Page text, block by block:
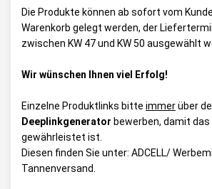
Die Produkte können ab sofort vom
Warenkorb gelegt werden, der
zwischen KW 47 und KW 50 ausgewählt
Wir wünschen Ihnen viel Erfolg!
Einzelne Produktlinks bitte immerüber
Deeplinkgenerator bewerben, damit
gewährleistet ist.
Diesen finden Sie unter: ADCELL/
Tannenversand